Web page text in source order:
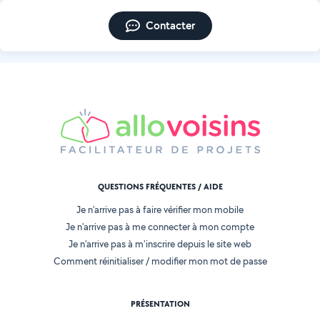
Contacter
QUESTIONS FRÉQUENTES / AIDE
Je n'arrive pas à faire vérifier mon mobile
Je n'arrive pas à me connecter à mon compte
Je n'arrive pas à m'inscrire depuis le site web
Comment réinitialiser / modifier mon mot de passe
PRÉSENTATION